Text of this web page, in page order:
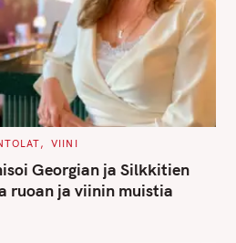
VIINI
Georgian ja Silkkitien
ruoan ja viinin muistia